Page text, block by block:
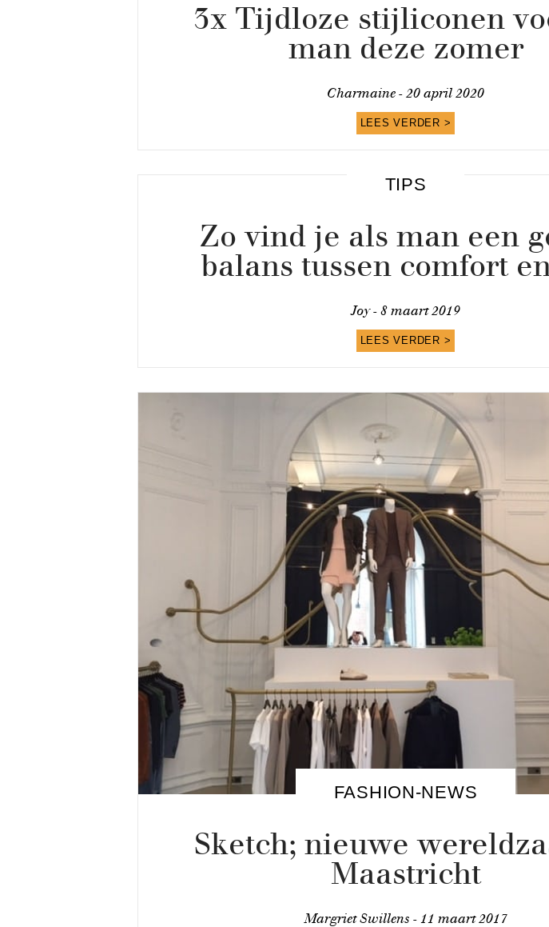
3x Tijdloze stijliconen
man deze zomer
Charmaine - 20 april 2020
LEES VERDER >
TIPS
Zo vind je als man een
balans tussen comfort
Joy - 8 maart 2019
LEES VERDER >
FASHION-NEWS
Sketch; nieuwe
Maastricht
Margriet Swillens - 11 maart 2017